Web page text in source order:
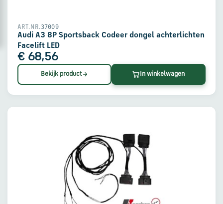
Retourinformatie
Klantenservice
ART.NR.37009
Audi A3 8P Sportsback Codeer dongel achterlichten
Facelift LED
€ 68,56
Bekijk product In winkelwagen